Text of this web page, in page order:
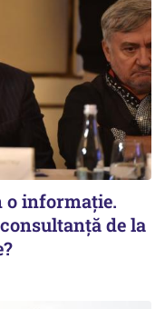
o informație.
de la